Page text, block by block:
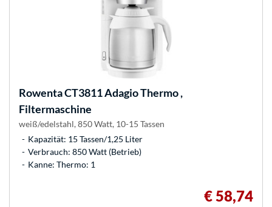
RowentaCT3811 Adagio Thermo ,
Filtermaschine
weiß/edelstahl, 850 Watt, 10-15 Tassen
Kapazität: 15 Tassen/1,25 Liter
Verbrauch: 850 Watt (Betrieb)
Kanne: Thermo: 1
€ 58,74